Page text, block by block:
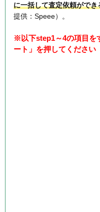
に一括して査定依頼ができ
提供：Speee）。
※以下step1～4の項目を
ート」を押してください